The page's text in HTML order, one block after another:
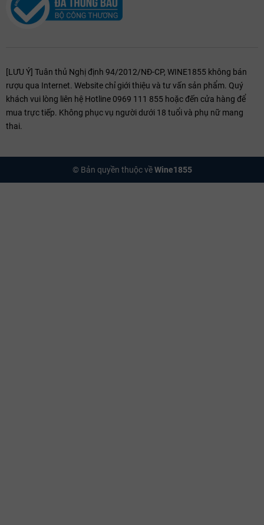
[LƯU Ý] Tuân thủ Nghị định 94/2012/NĐ-CP, WINE1855 không bán
rượu qua Internet. Website chỉ giới thiệu và tư vấn sản phẩm. Quý
khách vui lòng liên hệ Hotline 0969 111 855 hoặc đến cửa hàng để
mua trực tiếp. Không phục vụ người dưới 18 tuổi và phụ nữ mang
thai.
© Bản quyền thuộc vềWine1855